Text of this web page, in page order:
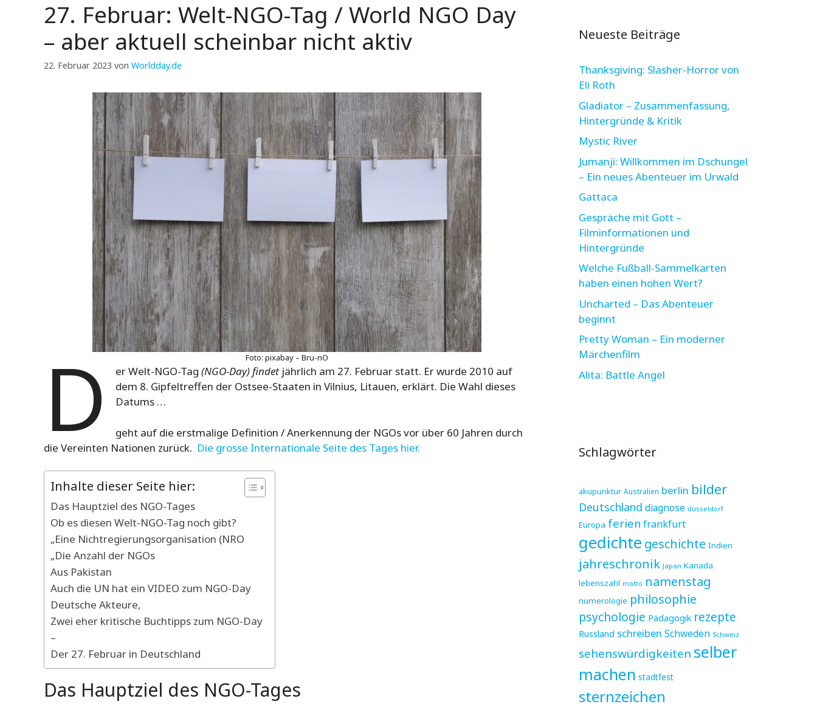
27. Februar: Welt-NGO-Tag / World NGO Day
– aber aktuell scheinbar nicht aktiv
22. Februar 2023 von Worldday.de
Foto: pixabay – Bru-nO
D er Welt-NGO-Tag(NGO-Day) findet jährlich am 27. Februar statt. Er wurde 2010 auf
dem 8. Gipfeltreffen der Ostsee-Staaten in Vilnius, Litauen, erklärt. Die Wahl dieses
Datums …
geht auf die erstmalige Definition / Anerkennung der NGOs vor über 60 Jahren durch
die Vereinten Nationen zurück. Die grosse Internationale Seite des Tages hier.
Inhalte dieser Seite hier:
Das Hauptziel des NGO-Tages
Ob es diesen Welt-NGO-Tag noch gibt?
„Eine Nichtregierungsorganisation (NRO
„Die Anzahl der NGOs
Aus Pakistan
Auch die UN hat ein VIDEO zum NGO-Day
Deutsche Akteure,
Zwei eher kritische Buchtipps zum NGO-Day
–
Der 27. Februar in Deutschland
Das Hauptziel des NGO-Tages
Neueste Beiträge
Thanksgiving: Slasher-Horror von
Eli Roth
Gladiator – Zusammenfassung,
Hintergründe & Kritik
Mystic River
Jumanji: Willkommen im Dschungel
– Ein neues Abenteuer im Urwald
Gattaca
Gespräche mit Gott –
Filminformationen und
Hintergründe
Welche Fußball-Sammelkarten
haben einen hohen Wert?
Uncharted – Das Abenteuer
beginnt
Pretty Woman – Ein moderner
Märchenfilm
Alita: Battle Angel
Schlagwörter
akupunktur Australien berlin bilder
Deutschland diagnose düsseldorf
Europa ferien frankfurt
gedichte geschichte Indien
jahreschronik Japan Kanada
lebenszahl motto namenstag
numerologie philosophie
psychologie Pädagogik rezepte
Russland schreiben Schweden Schweiz
sehenswürdigkeiten selber
machen stadtfest
sternzeichen